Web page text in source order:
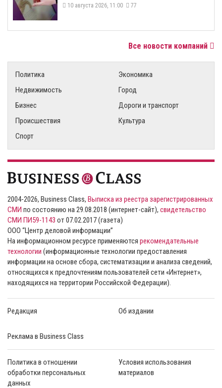
10 августа 2026, 11:00 77
Все новости компаний
Политика
Экономика
Недвижимость
Город
Бизнес
Дороги и транспорт
Происшествия
Культура
Спорт
2004-2026, Business Class, Выписка из реестра зарегистрированных
СМИ по состоянию на 29.08.2018 (интернет-сайт), свидетельство
СМИ ПИ59-1143 от 07.02.2017 (газета)
ООО “Центр деловой информации”
На информационном ресурсе применяются рекомендательные
технологии (информационные технологии предоставления
информации на основе сбора, систематизации и анализа сведений,
относящихся к предпочтениям пользователей сети «Интернет»,
находящихся на территории Российской Федерации).
Редакция Об издании
Реклама в Business Class
Политика в отношении
обработки персональных
данных
Условия использования
материалов